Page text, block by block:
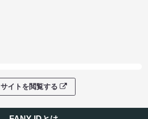
サイトを閲覧する